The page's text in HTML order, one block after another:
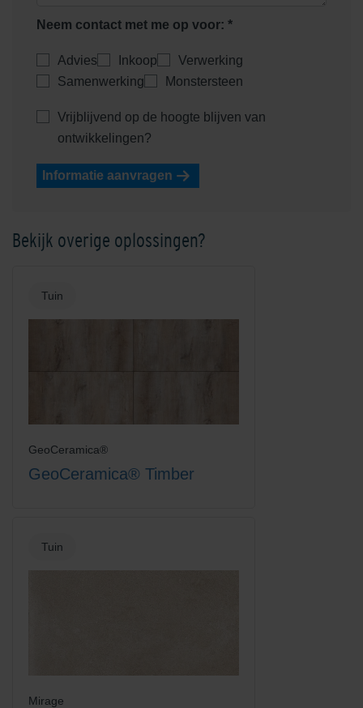
Neem contact met me op voor: *
Advies Inkoop
Verwerking
Samenwerking
Monstersteen
Vrijblijvend op de hoogte blijven van
ontwikkelingen?
Informatie aanvragen
Bekijk overige oplossingen?
Tuin
GeoCeramica®
GeoCeramica® Timber
Tuin
Mirage